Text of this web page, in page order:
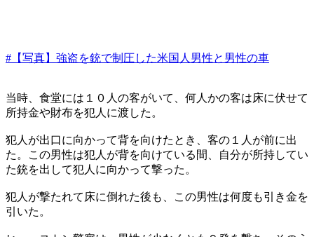
#【写真】強盗を銃で制圧した米国人男性と男性の車
当時、食堂には１０人の客がいて、何人かの客は床に伏せて
所持金や財布を犯人に渡した。
犯人が出口に向かって背を向けたとき、客の１人が前に出
た。この男性は犯人が背を向けている間、自分が所持してい
た銃を出して犯人に向かって撃った。
犯人が撃たれて床に倒れた後も、この男性は何度も引き金を
引いた。